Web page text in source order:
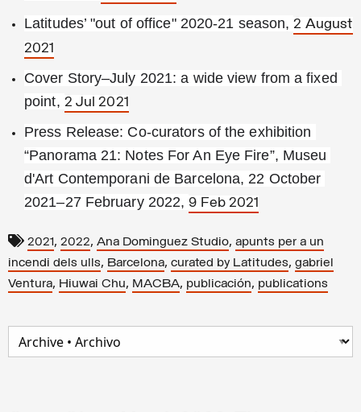
Latitudes’ "out of office" 2020-21 season, 2 August
2021
Cover Story–July 2021: a wide view from a fixed
point, 2 Jul 2021
Press Release: Co-curators of the exhibition
“Panorama 21: Notes For An Eye Fire”, Museu
d'Art Contemporani de Barcelona, 22 October
2021–27 February 2022, 9 Feb 2021
2021, 2022, Ana Dominguez Studio, apunts per a un
incendi dels ulls, Barcelona, curated by Latitudes, gabriel
Ventura, Hiuwai Chu, MACBA, publicación, publications